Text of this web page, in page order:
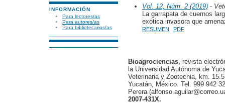
INFORMACIÓN
Para lectores/as
Para autores/as
Para bibliotecarios/as
Vol. 12, Núm. 2 (2019)-
La garrapata de cuernos
exótica invasora que
RESUMEN PDF
Bioagrociencias, revista
la Universidad Autónoma de
Veterinaria y Zootecnia, km.
Yucatán, México. Tel. 999 942
Perera
2007-431X.